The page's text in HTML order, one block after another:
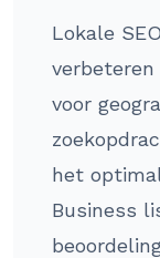
Lokale
voor
het
Business